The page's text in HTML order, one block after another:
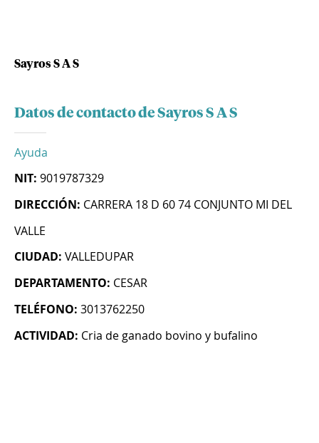
Sayros S A S
Datos de contacto de Sayros S A S
Ayuda
NIT: 9019787329
DIRECCIÓN: CARRERA 18 D 60 74 CONJUNTO MI DEL
VALLE
CIUDAD: VALLEDUPAR
DEPARTAMENTO: CESAR
TELÉFONO: 3013762250
ACTIVIDAD: Cria de ganado bovino y bufalino